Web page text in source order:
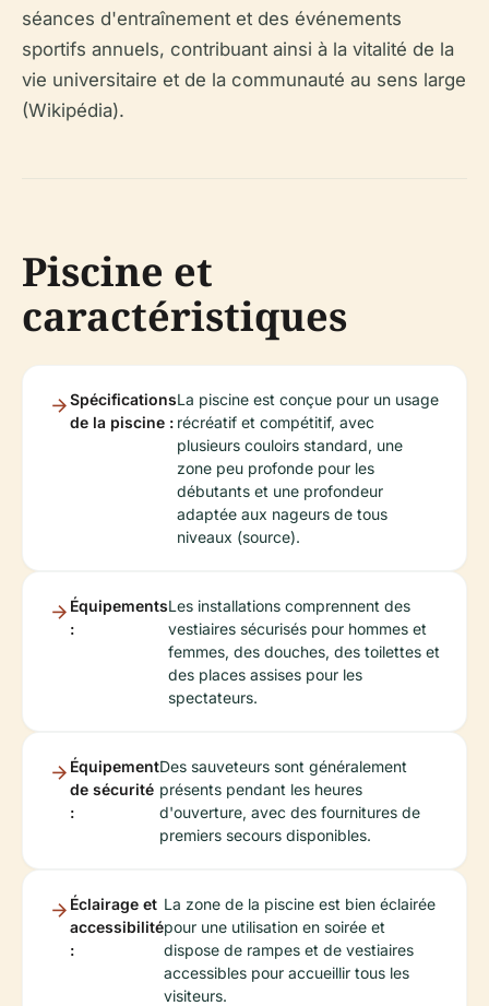
séances d'entraînement et des événements
sportifs annuels, contribuant ainsi à la vitalité de la
vie universitaire et de la communauté au sens large
(Wikipédia).
Piscine et
caractéristiques
Spécifications
de la piscine :
La piscine est conçue pour un usage
récréatif et compétitif, avec
plusieurs couloirs standard, une
zone peu profonde pour les
débutants et une profondeur
adaptée aux nageurs de tous
niveaux (source).
Équipements
:
Les installations comprennent des
vestiaires sécurisés pour hommes et
femmes, des douches, des toilettes et
des places assises pour les
spectateurs.
Équipement
de sécurité
:
Des sauveteurs sont généralement
présents pendant les heures
d'ouverture, avec des fournitures de
premiers secours disponibles.
Éclairage et
accessibilité
:
La zone de la piscine est bien éclairée
pour une utilisation en soirée et
dispose de rampes et de vestiaires
accessibles pour accueillir tous les
visiteurs.